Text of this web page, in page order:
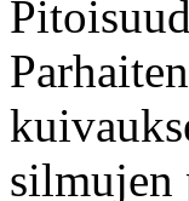
silmujen